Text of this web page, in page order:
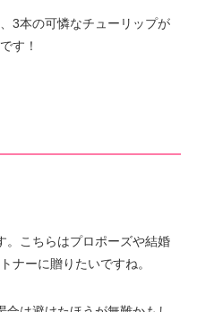
3本の可憐なチューリップが
す！
。こちらはプロポーズや結婚
ナーに贈りたいですね。